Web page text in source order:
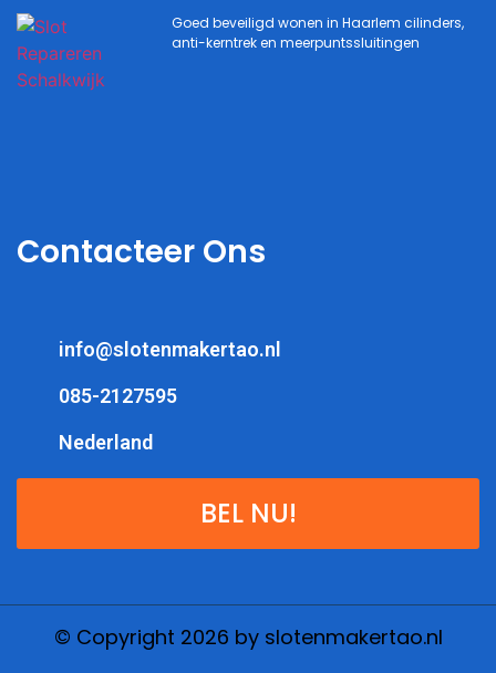
Goed beveiligd wonen in Haarlem cilinders,
anti-kerntrek en meerpuntssluitingen
Contacteer Ons
info@slotenmakertao.nl
085-2127595
Nederland
BEL NU!
© Copyright 2026 by slotenmakertao.nl